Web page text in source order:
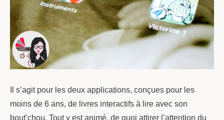
Il s’agit pour les deux applications, conçues pour les
moins de 6 ans, de livres interactifs à lire avec son
bout’chou. Tout y est animé, de quoi attirer l’attention du